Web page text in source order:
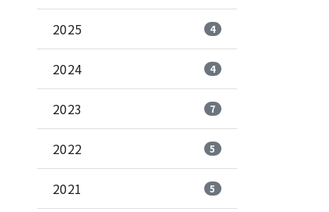
2025 4
2024 4
2023 7
2022 5
2021 5